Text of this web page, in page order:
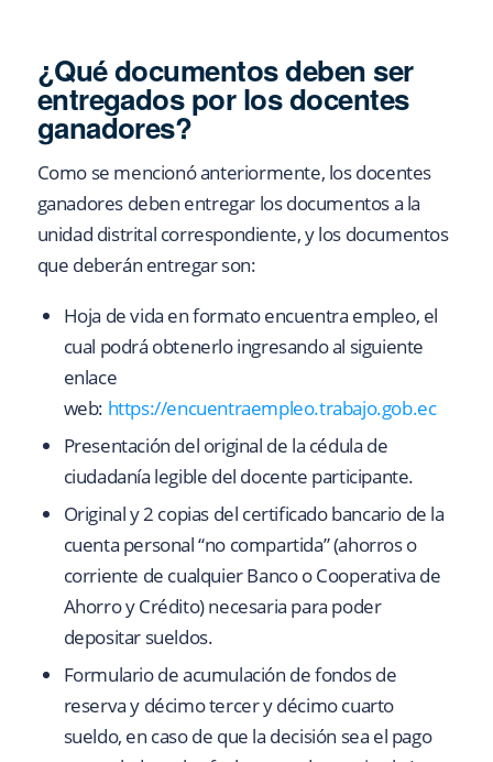
¿Qué documentos deben ser
entregados por los docentes
ganadores?
Como se mencionó anteriormente, los docentes
ganadores deben entregar los documentos a la
unidad distrital correspondiente, y los documentos
que deberán entregar son:
Hoja de vida en formato encuentra empleo, el
cual podrá obtenerlo ingresando al siguiente
enlace
web: https://encuentraempleo.trabajo.gob.ec
Presentación del original de la cédula de
ciudadanía legible del docente participante.
Original y 2 copias del certificado bancario de la
cuenta personal “no compartida” (ahorros o
corriente de cualquier Banco o Cooperativa de
Ahorro y Crédito) necesaria para poder
depositar sueldos.
Formulario de acumulación de fondos de
reserva y décimo tercer y décimo cuarto
sueldo, en caso de que la decisión sea el pago